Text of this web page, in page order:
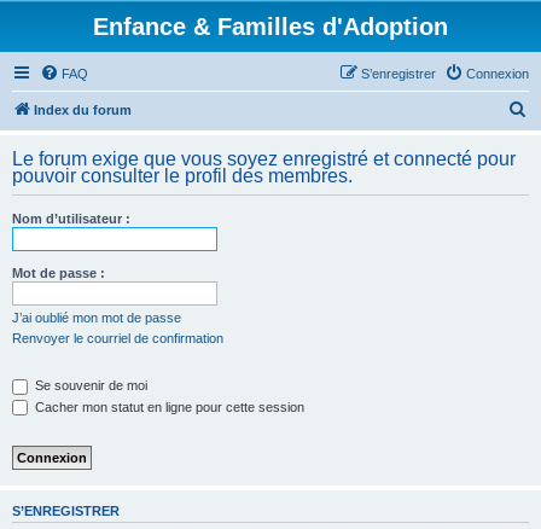
Enfance & Familles d'Adoption
FAQ Connexion
S’enregistrer
Index du forum
h
Le forum exige que vous soyez enregistré et connecté pour
pouvoir consulter le profil des membres.
Nom d’utilisateur :
Mot de passe :
J’ai oublié mon mot de passe
Renvoyer le courriel de confirmation
Se souvenir de moi
Cacher mon statut en ligne pour cette session
S’ENREGISTRER